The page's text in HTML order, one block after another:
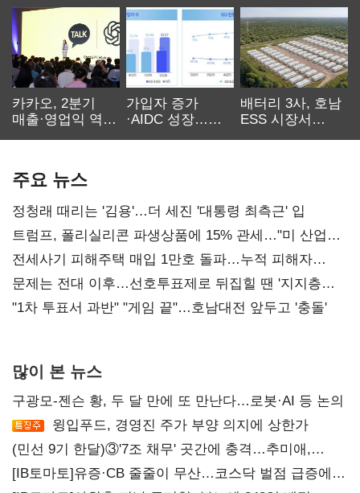
카카오, 2분기
매출·영업익 역대
가입자 증가
·AIDC 성장…
배터리 3사, 호남
ESS 시장서
주요 뉴스
정청래 때리는 '김용'…더 세진 '대통령 최측근' 입
트럼프, 폴리실리콘 파생상품에 15% 관세…"미 산업
재건"
전세사기 피해주택 매입 1만호 돌파…누적 피해자
4만278명
문제는 전대 이후…선호투표제로 뒤집힐 땐 '지지층
불복'
"1차 투표서 과반" "게임 끝"…호남대전 앞두고 '충돌'
많이 본 뉴스
구광모-젠슨 황, 두 달 만에 또 만난다…로봇·AI 등 논의
윙입푸드, 경영진 주가 부양 의지에 상한가
(민선 9기 한달)③'7조 채무' 곳간에 충격…추미애,
20년만에 '비상재정' 선언 승부수
[IB토마토]유증·CB 줄줄이 무산…코스닥 벌점 급증에